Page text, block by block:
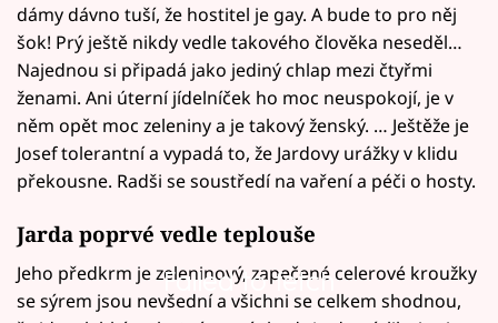
dámy dávno tuší, že hostitel je gay. A bude to pro něj
šok! Prý ještě nikdy vedle takového člověka neseděl…
Najednou si připadá jako jediný chlap mezi čtyřmi
ženami. Ani úterní jídelníček ho moc neuspokojí, je v
něm opět moc zeleniny a je takový ženský. … Ještěže je
Josef tolerantní a vypadá to, že Jardovy urážky v klidu
překousne. Radši se soustředí na vaření a péči o hosty.
Jarda poprvé vedle teplouše
Failed to fetch
Jeho předkrm je zeleninový, zapečené celerové kroužky
se sýrem jsou nevšední a všichni se celkem shodnou,